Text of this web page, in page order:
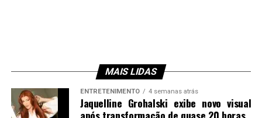
MAIS LIDAS
ENTRETENIMENTO 4 semanas atrás
Jaquelline Grohalski exibe novo visual